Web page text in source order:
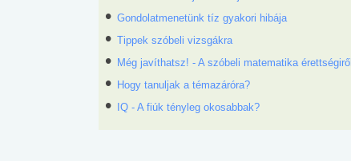
Gondolatmenetünk tíz gyakori hibája
Tippek szóbeli vizsgákra
Még javíthatsz! - A szóbeli matematika érettségiről
Hogy tanuljak a témazáróra?
IQ - A fiúk tényleg okosabbak?